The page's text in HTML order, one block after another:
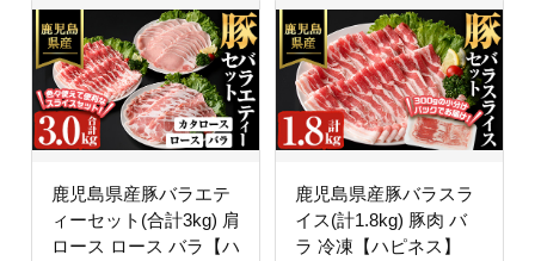
鹿児島県産豚バラエテ
ィーセット(合計3kg) 肩
ロース ロース バラ【ハ
鹿児島県産豚バラスラ
イス(計1.8kg) 豚肉 バ
ラ 冷凍【ハピネス】